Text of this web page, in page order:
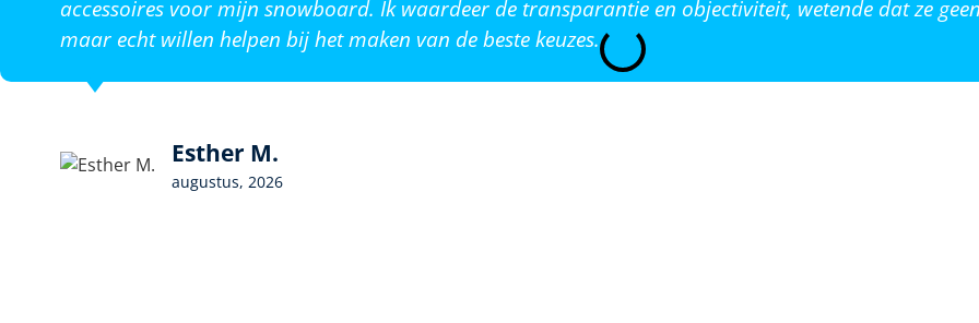
accessoires voor mijn snowboard. Ik waardeer de transparantie en objectiviteit, wetende dat ze
maar echt willen helpen bij het maken van de beste keuzes.
Esther M.
augustus, 2026